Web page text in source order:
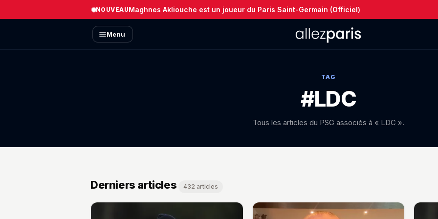
NOUVEAUMaghnes Akliouche est un joueur du Paris Saint-Germain (Officiel)
Menu
TAG
#LDC
Tous les articles du PSG associés à « LDC ».
Derniers articles 432 articles